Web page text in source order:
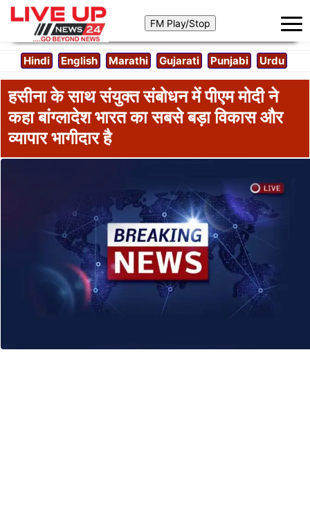
Hindi English Marathi Gujarati Punjabi Urdu
हसीना के साथ संयुक्त संबोधन में पीएम मोदी ने
कहा बांग्लादेश भारत का सबसे बड़ा विकास और
व्यापार भागीदार है